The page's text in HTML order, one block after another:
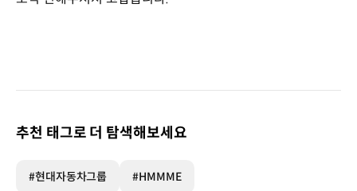
추천 태그로 더 탐색해보세요
#현대자동차그룹 #HMMME